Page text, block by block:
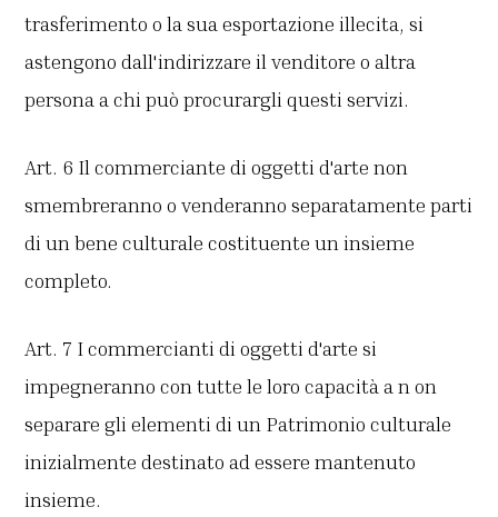
trasferimento o la sua esportazione illecita, si
astengono dall'indirizzare il venditore o altra
persona a chi può procurargli questi servizi.
Art. 6 Il commerciante di oggetti d'arte non
smembreranno o venderanno separatamente parti
di un bene culturale costituente un insieme
completo.
Art. 7 I commercianti di oggetti d'arte si
impegneranno con tutte le loro capacità a n on
separare gli elementi di un Patrimonio culturale
inizialmente destinato ad essere mantenuto
insieme.